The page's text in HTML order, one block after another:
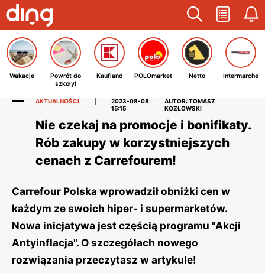
Wakacje
Powrót do
szkoły!
Kaufland POLOmarket Netto Intermarche
AKTUALNOŚCI
2023-08-08
15:15
AUTOR: TOMASZ
KOZŁOWSKI
Nie czekaj na promocje i bonifikaty.
Rób zakupy w korzystniejszych
cenach z Carrefourem!
Carrefour Polska wprowadził obniżki cen w
każdym ze swoich hiper- i supermarketów.
Nowa inicjatywa jest częścią programu "Akcji
Antyinflacja". O szczegółach nowego
rozwiązania przeczytasz w artykule!